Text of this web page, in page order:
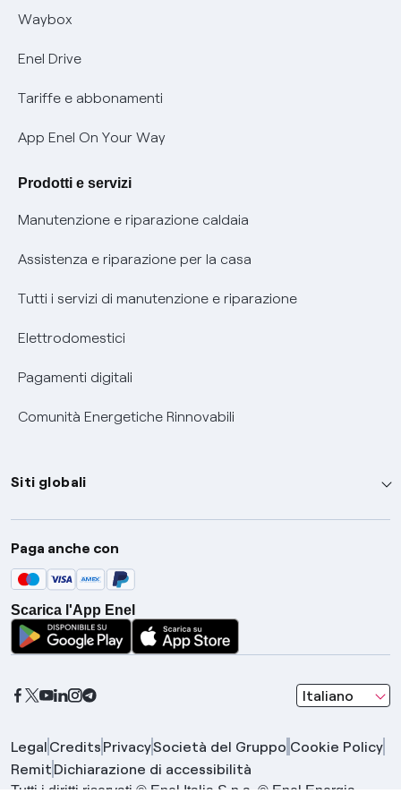
Informativa RAEE
Informativa Privacy AI
Offerta Tutela Vulnerabilità Gas
Mobilità Elettrica
Phishing e truffe online
Verifica chi ti ha chiamato
Agevolazione utenti con disabilità per offerte Fibra
Informativa RAEE
Waybox
Enel Drive
Tariffe e abbonamenti
App Enel On Your Way
Prodotti e servizi
Manutenzione e riparazione caldaia
Assistenza e riparazione per la casa
Tutti i servizi di manutenzione e riparazione
Elettrodomestici
Pagamenti digitali
Comunità Energetiche Rinnovabili
Siti globali
Enel Group
Enel Green Power
Global Trading
Global Procurement
Gridspertise
Paga anche con
Scarica l'App Enel
Italiano
seleziona una
Legal Credits PrivacySocietà del Gruppo Cookie Policy
Remit Dichiarazione di accessibilità
Tutti i diritti riservati © Enel Italia S.p.a. © Enel Energia